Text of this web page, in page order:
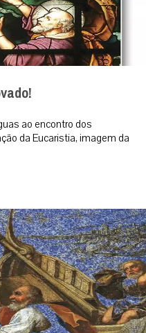
ao encontro dos
da Eucaristia, imagem da